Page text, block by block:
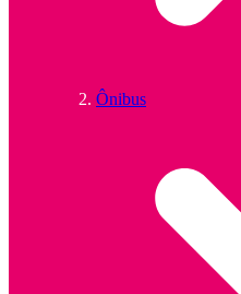
Ônibus